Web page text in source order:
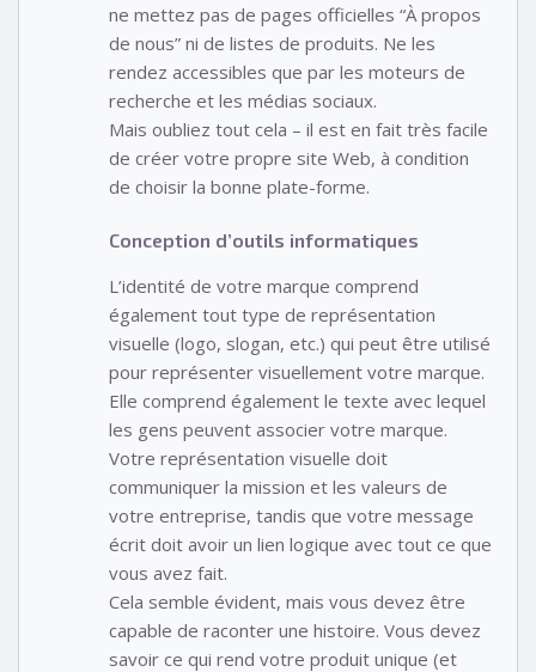
ne mettez pas de pages officielles “À propos
de nous” ni de listes de produits. Ne les
rendez accessibles que par les moteurs de
recherche et les médias sociaux.
Mais oubliez tout cela – il est en fait très facile
de créer votre propre site Web, à condition
de choisir la bonne plate-forme.
Conception d’outils informatiques
L’identité de votre marque comprend
également tout type de représentation
visuelle (logo, slogan, etc.) qui peut être utilisé
pour représenter visuellement votre marque.
Elle comprend également le texte avec lequel
les gens peuvent associer votre marque.
Votre représentation visuelle doit
communiquer la mission et les valeurs de
votre entreprise, tandis que votre message
écrit doit avoir un lien logique avec tout ce que
vous avez fait.
Cela semble évident, mais vous devez être
capable de raconter une histoire. Vous devez
savoir ce qui rend votre produit unique (et